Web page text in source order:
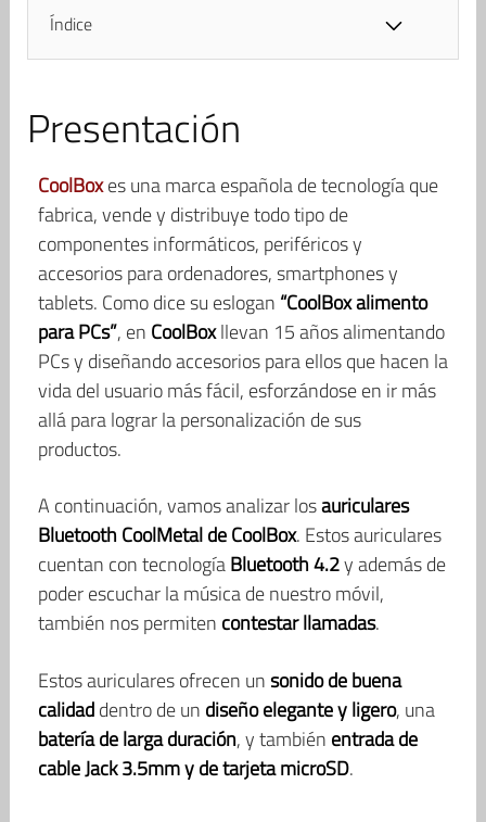
Índice
Presentación
CoolBoxes una marca española de tecnología que
fabrica, vende y distribuye todo tipo de
componentes informáticos, periféricos y
accesorios para ordenadores, smartphones y
tablets. Como dice su eslogan “CoolBox alimento
para PCs”, en CoolBoxllevan 15 años alimentando
PCs y diseñando accesorios para ellos que hacen la
vida del usuario más fácil, esforzándose en ir más
allá para lograr la personalización de sus
productos.
A continuación, vamos analizar losauriculares
Bluetooth CoolMetal de CoolBox. Estos auriculares
cuentan con tecnologíaBluetooth 4.2y además de
poder escuchar la música de nuestro móvil,
también nos permiten contestar llamadas.
Estos auriculares ofrecen unsonido de buena
calidaddentro de un diseño elegante y ligero, una
batería de larga duración, y también entrada de
cable Jack 3.5mm y de tarjeta microSD.